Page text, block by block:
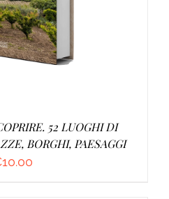
52 LUOGHI DI
BORGHI, PAESAGGI
10.00